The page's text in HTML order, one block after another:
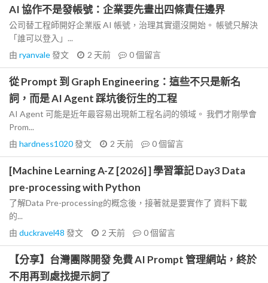
AI 協作不是發帳號：企業要先畫出四條責任邊界
公司替工程師開好企業版 AI 帳號，治理其實還沒開始。 帳號只解決
「誰可以登入」...
由 ryanvale發文 2 天前 0個留言
從 Prompt 到 Graph Engineering：這些不只是新名
詞，而是 AI Agent 踩坑後衍生的工程
AI Agent 可能是近年最容易出現新工程名詞的領域。 我們才剛學會
Prom...
由 hardness1020發文 2 天前 0個留言
[Machine Learning A-Z [2026] ] 學習筆記 Day3 Data
pre-processing with Python
了解Data Pre-processing的概念後，接著就是要實作了 資料下載
的...
由 duckravel48 發文 2 天前 0個留言
【分享】台灣團隊開發 免費 AI Prompt 管理網站，終於
不用再到處找提示詞了